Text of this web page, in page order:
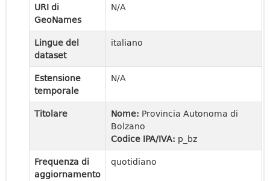
URI di
GeoNames
N/A
Lingue del
dataset
italiano
Estensione
temporale
N/A
Titolare Nome: Provincia Autonoma di
Bolzano
Codice IPA/IVA: p_bz
Frequenza di
aggiornamento
quotidiano